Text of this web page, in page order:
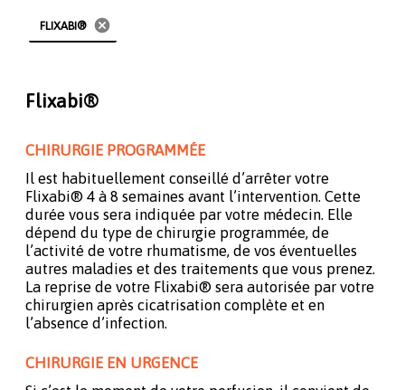
FLIXABI® cancel
Flixabi®
CHIRURGIE PROGRAMMÉE
Il est habituellement conseillé d’arrêter votre
Flixabi® 4 à 8 semaines avant l’intervention. Cette
durée vous sera indiquée par votre médecin. Elle
dépend du type de chirurgie programmée, de
l’activité de votre rhumatisme, de vos éventuelles
autres maladies et des traitements que vous prenez.
La reprise de votre Flixabi® sera autorisée par votre
chirurgien après cicatrisation complète et en
l’absence d’infection.
CHIRURGIE EN URGENCE